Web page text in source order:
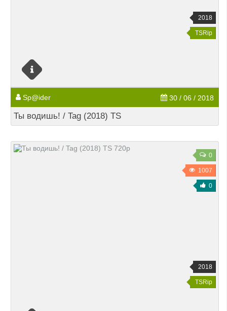
2018
TSRip
Sp@ider 30 / 06 / 2018
Ты водишь! / Tag (2018) TS
0
1007
0
2018
TSRip